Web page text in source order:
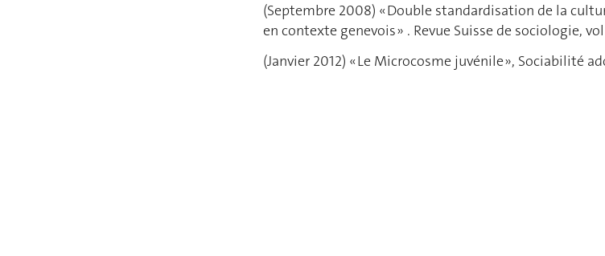
(Septembre 2008) « Double standardisation de la
en contexte genevois » . Revue Suisse de sociologie,
(Janvier 2012) « Le Microcosme juvénile », Sociabilité